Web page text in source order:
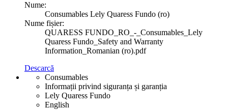
Nume:
Consumables Lely Quaress Fundo (ro)
Nume fișier:
QUARESS FUNDO_RO_-_Consumables_Lely
Quaress Fundo_Safety and Warranty
Information_Romanian (ro).pdf
Descarcă
Consumables
Informații privind siguranța și garanția
Lely Quaress Fundo
English